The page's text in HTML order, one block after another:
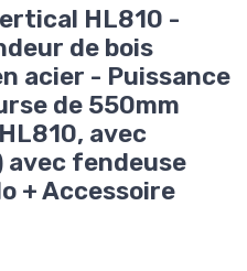
HL810 -
de bois
acier - Puissance
de 550mm
avec
avec fendeuse
+ Accessoire